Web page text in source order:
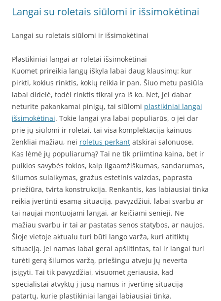
Langai su roletais siūlomi ir išsimokėtinai
Langai su roletais siūlomi ir išsimokėtinai
Plastikiniai langai ar roletai išsimokėtinai
Kuomet prireikia langų iškyla labai daug klausimų: kur
pirkti, kokius rinktis, kokių reikia ir pan. Šiuo metu pasiūla
labai didelė, todėl rinktis tikrai yra iš ko. Net, jei dabar
neturite pakankamai pinigų, tai siūlomi plastikiniai langai
išsimokėtinai. Tokie langai yra labai populiarūs, o jei dar
prie jų siūlomi ir roletai, tai visa komplektacija kainuos
ženkliai mažiau, nei roletus perkant atskirai salonuose.
Kas lėmė jų populiarumą? Tai ne tik priimtina kaina, bet ir
puikios savybės tokios, kaip ilgaamžiškumas, sandarumas,
šilumos sulaikymas, gražus estetinis vaizdas, paprasta
priežiūra, tvirta konstrukcija. Renkantis, kas labiausiai tinka
reikia įvertinti esamą situaciją, pavyzdžiui, labai svarbu ar
tai naujai montuojami langai, ar keičiami senieji. Ne
mažiau svarbu ir tai ar pastatas senos statybos, ar naujos.
Šioje vietoje aktualu turi būti lango varža, kuri atitiktų
situaciją. Jei namas labai gerai apšiltintas, tai ir langai turi
turėti gerą šilumos varžą, priešingu atveju jų neverta
įsigyti. Tai tik pavyzdžiai, visuomet geriausia, kad
specialistai atvyktų į jūsų namus ir įvertinę situaciją
patartų, kurie plastikiniai langai labiausiai tinka.